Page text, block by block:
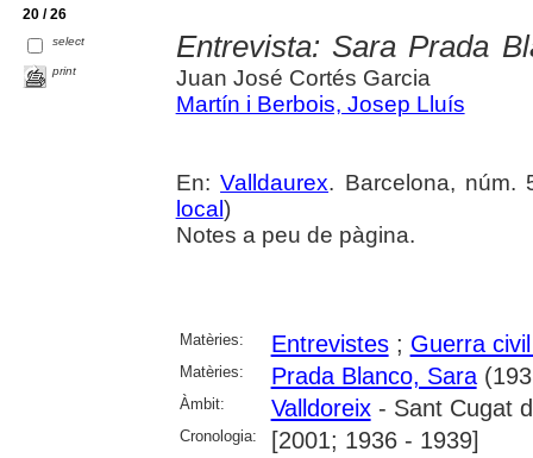
20 / 26
select
print
Entrevista: Sara Prada
Juan José Cortés Garcia
Martín i Berbois, Josep Lluís
En:Valldaurex. Barcelona, núm.
local)
Notes a peu de pàgina.
Matèries: Entrevistes; Guerra
Matèries: Prada Blanco, Sara
Àmbit: Valldoreix- Sant Cugat
Cronologia: [2001; 1936 - 1939]